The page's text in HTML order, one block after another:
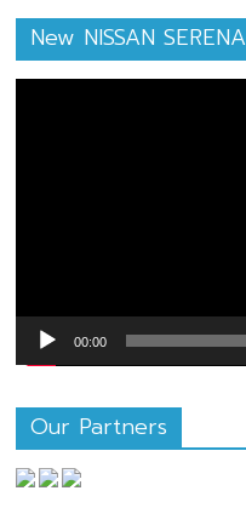
New NISSAN SERENA
00:00
Our Partners